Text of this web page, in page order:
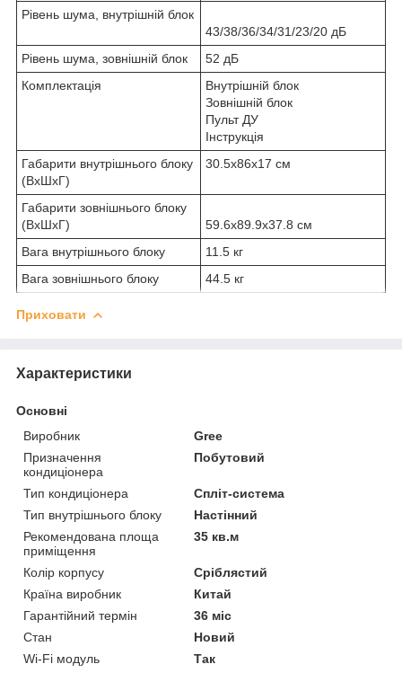
Рівень шума, внутрішній блок
43/38/36/34/31/23/20 дБ
Рівень шума, зовнішній блок
52 дБ
Комплектація
Внутрішній блок
Зовнішній блок
Пульт ДУ
Інструкція
Габарити внутрішнього блоку
(ВхШхГ)
30.5х86х17 см
Габарити зовнішнього блоку
(ВхШхГ)
59.6x89.9x37.8 см
Вага внутрішнього блоку
11.5 кг
Вага зовнішнього блоку
44.5 кг
Приховати
Характеристики
Основні
Виробник
Gree
Призначення
кондиціонера
Побутовий
Тип кондиціонера
Спліт-система
Тип внутрішнього блоку
Настінний
Рекомендована площа
приміщення
35 кв.м
Колір корпусу
Сріблястий
Країна виробник
Китай
Гарантійний термін
36 міс
Стан
Новий
Wi-Fi модуль
Так